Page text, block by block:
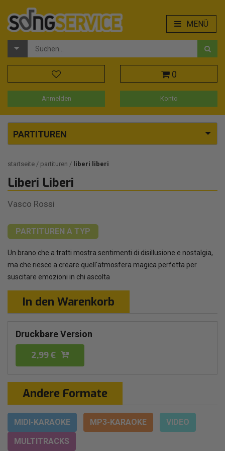
MENÜ
0
Anmelden Konto
PARTITUREN
startseite partituren liberi liberi
Liberi Liberi
Vasco Rossi
PARTITUREN A TYP
Un brano che a tratti mostra sentimenti di disillusione e nostalgia,
ma che riesce a creare quell'atmosfera magica perfetta per
suscitare emozioni in chi ascolta
In den Warenkorb
Druckbare Version
2,99 €
Andere Formate
MIDI-KARAOKE MP3-KARAOKE
VIDEO
MULTITRACKS